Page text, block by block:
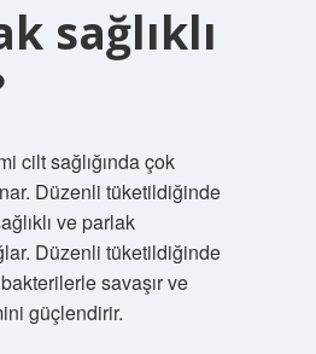
sağlıklı
cilt sağlığında çok
Düzenli tüketildiğinde
ve parlak
Düzenli tüketildiğinde
savaşır ve
güçlendirir.